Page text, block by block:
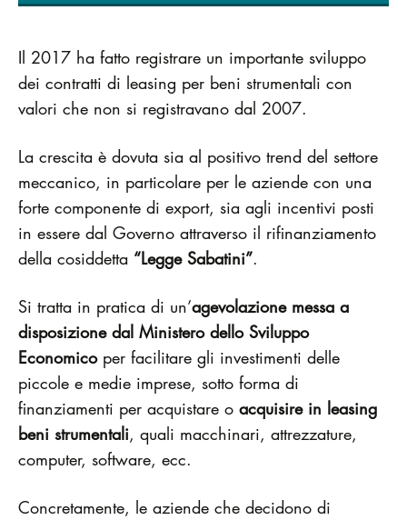
Il 2017 ha fatto registrare un importante sviluppo
dei contratti di leasing per beni strumentali con
valori che non si registravano dal 2007.
La crescita è dovuta sia al positivo trend del settore
meccanico, in particolare per le aziende con una
forte componente di export, sia agli incentivi posti
in essere dal Governo attraverso il rifinanziamento
della cosiddetta “Legge Sabatini”.
Si tratta in pratica di un’agevolazione messa a
disposizione dal Ministero dello Sviluppo
Economicoper facilitare gli investimenti delle
piccole e medie imprese, sotto forma di
finanziamenti per acquistare o acquisire in leasing
beni strumentali, quali macchinari, attrezzature,
computer, software, ecc.
Concretamente, le aziende che decidono di